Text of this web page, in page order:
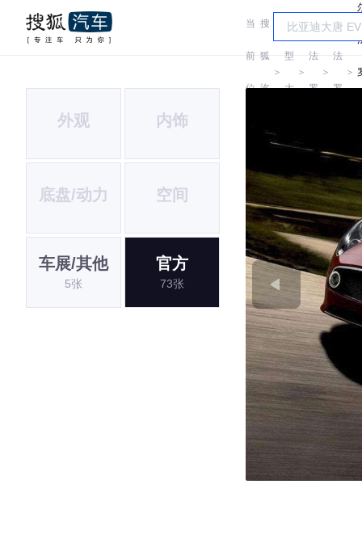
当
前
位
搜
狐
汽
＞
车
型
大
＞
尔
法
罗
欧
＞
尔
法
罗
欧
＞
外观 内饰
底盘/动力 空间
车展/其他
5张
官方
73张